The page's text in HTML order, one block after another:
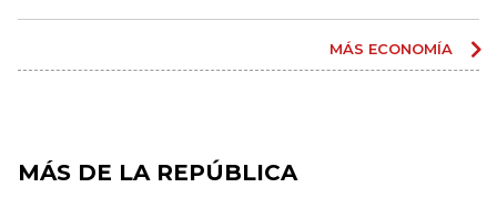
MÁS ECONOMÍA
MÁS DE LA REPÚBLICA